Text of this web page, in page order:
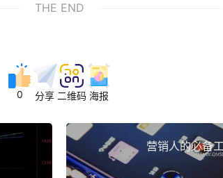
能生产调度，降低了生产成本。
势软件】在未来将呈现以下发展趋势：
等技术，提高数据挖掘和分析的准确性和
THE END
0 分享 二维码 海报
营销人的必备